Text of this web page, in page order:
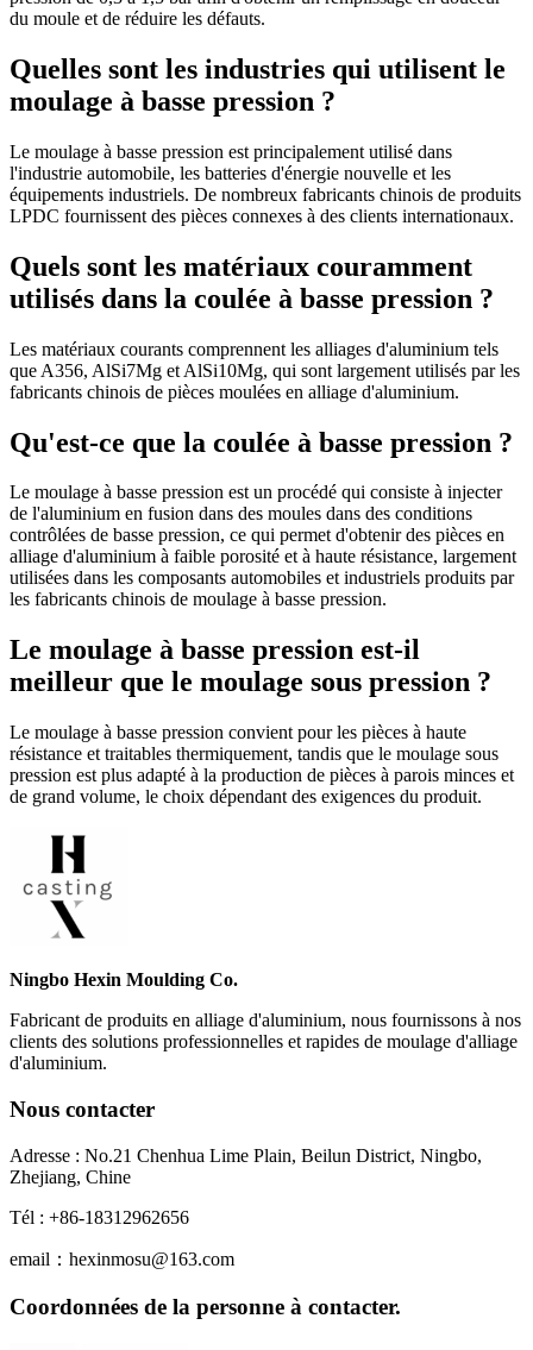
du moule et de réduire les défauts.
Quelles sont les industries qui utilisent le
moulage à basse pression ?
Le moulage à basse pression est principalement utilisé dans
l'industrie automobile, les batteries d'énergie nouvelle et les
équipements industriels. De nombreux fabricants chinois de produits
LPDC fournissent des pièces connexes à des clients internationaux.
Quels sont les matériaux couramment
utilisés dans la coulée à basse pression ?
Les matériaux courants comprennent les alliages d'aluminium tels
que A356, AlSi7Mg et AlSi10Mg, qui sont largement utilisés par les
fabricants chinois de pièces moulées en alliage d'aluminium.
Qu'est-ce que la coulée à basse pression ?
Le moulage à basse pression est un procédé qui consiste à injecter
de l'aluminium en fusion dans des moules dans des conditions
contrôlées de basse pression, ce qui permet d'obtenir des pièces en
alliage d'aluminium à faible porosité et à haute résistance, largement
utilisées dans les composants automobiles et industriels produits par
les fabricants chinois de moulage à basse pression.
Le moulage à basse pression est-il
meilleur que le moulage sous pression ?
Le moulage à basse pression convient pour les pièces à haute
résistance et traitables thermiquement, tandis que le moulage sous
pression est plus adapté à la production de pièces à parois minces et
de grand volume, le choix dépendant des exigences du produit.
Ningbo Hexin Moulding Co.
Fabricant de produits en alliage d'aluminium, nous fournissons à nos
clients des solutions professionnelles et rapides de moulage d'alliage
d'aluminium.
Nous contacter
Adresse : No.21 Chenhua Lime Plain, Beilun District, Ningbo,
Zhejiang, Chine
Tél : +86-18312962656
email：hexinmosu@163.com
Coordonnées de la personne à contacter.